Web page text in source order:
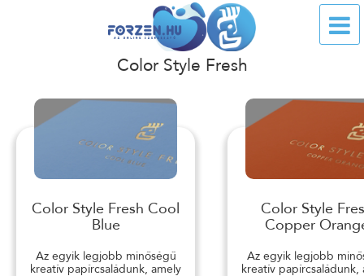
Color Style Fresh
Color Style Fresh Cool
Blue
Az egyik legjobb minőségű
kreatív papírcsaládunk, amely
Color Style
Copper
Az egyik legjobb
kreatív papírcsaládunk,